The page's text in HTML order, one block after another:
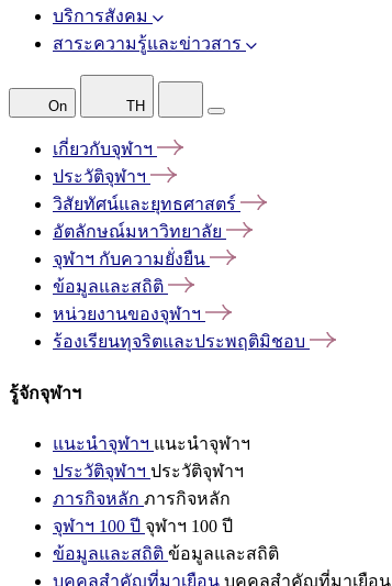
บริการสังคม
สาระความรู้และข่าวสาร
On TH
เกี่ยวกับจุฬาฯ
ประวัติจุฬาฯ
วิสัยทัศน์และยุทธศาสตร์
อัตลักษณ์มหาวิทยาลัย
จุฬาฯ กับความยั่งยืน
ข้อมูลและสถิติ
หน่วยงานของจุฬาฯ
ร้องเรียนทุจริตและประพฤติมิชอบ
รู้จักจุฬาฯ
แนะนำจุฬาฯ แนะนำจุฬาฯ
ประวัติจุฬาฯ ประวัติจุฬาฯ
ภารกิจหลัก ภารกิจหลัก
จุฬาฯ 100 ปี จุฬาฯ 100 ปี
ข้อมูลและสถิติ ข้อมูลและสถิติ
บุคคลสำคัญที่มาเยือน บุคคลสำคัญที่มาเยือน